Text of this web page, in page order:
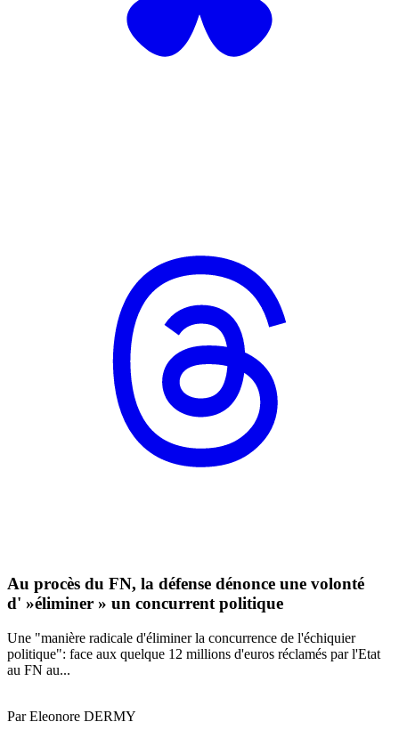
Au procès du FN, la défense dénonce une volonté
d' »éliminer » un concurrent politique
Une "manière radicale d'éliminer la concurrence de l'échiquier
politique": face aux quelque 12 millions d'euros réclamés par l'Etat
au FN au...
Par Eleonore DERMY